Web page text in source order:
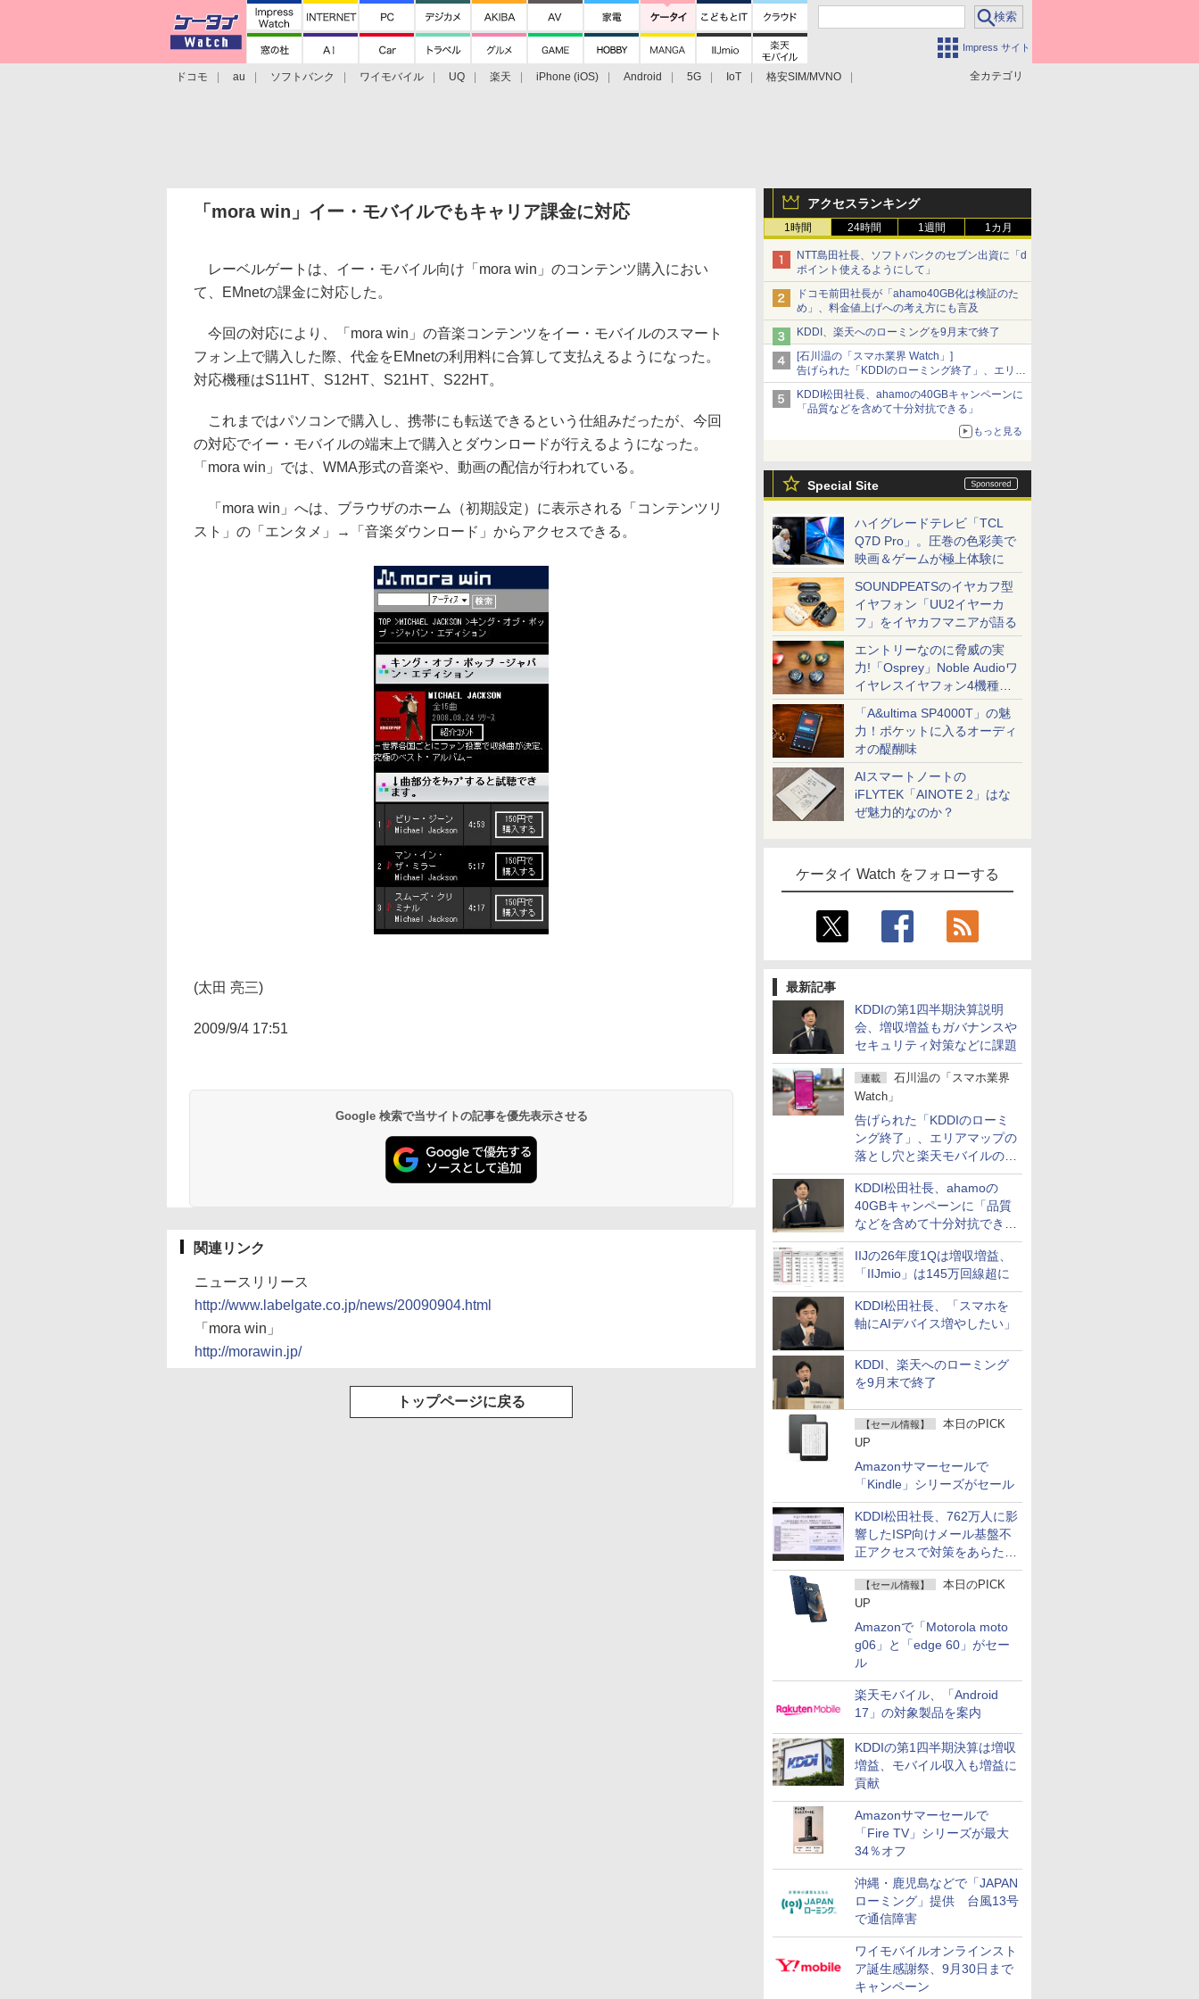
Impress サイト
全カテゴリ
ドコモ au ソフトバンク ワイモバイル UQ 楽天 iPhone (iOS) Android 5G IoT
格安SIM/MVNO
アクセスランキング
1時間 24時間 1週間 1カ月
NTT島田社長、ソフトバンクのセブン出資に「d
ポイント使えるようにして」
ドコモ前田社長が「ahamo40GB化は検証のた
め」、料金値上げへの考え方にも言及
KDDI、楽天へのローミングを9月末で終了
[石川温の「スマホ業界 Watch」]
告げられた「KDDIのローミング終了」、エリア
マップの落とし穴と楽天モバイルの課題
KDDI松田社長、ahamoの40GBキャンペーンに
「品質などを含めて十分対抗できる」
もっと見る
Special Site
ハイグレードテレビ「TCL
Q7D Pro」。圧巻の色彩美で
映画＆ゲームが極上体験に
SOUNDPEATSのイヤカフ型
イヤフォン「UU2イヤーカ
フ」をイヤカフマニアが語る
エントリーなのに脅威の実
力!「Osprey」Noble Audioワ
イヤレスイヤフォン4機種を
一気に聴く
「A&ultima SP4000T」の魅
力！ポケットに入るオーディ
オの醍醐味
AIスマートノートの
iFLYTEK「AINOTE 2」はな
ぜ魅力的なのか？
ケータイ Watch をフォローする
最新記事
KDDIの第1四半期決算説明
会、増収増益もガバナンスや
セキュリティ対策などに課題
連載
石川温の「スマホ業界
Watch」
告げられた「KDDIのローミ
ング終了」、エリアマップの
落とし穴と楽天モバイルの課
題
KDDI松田社長、ahamoの
40GBキャンペーンに「品質
などを含めて十分対抗でき
る」
IIJの26年度1Qは増収増益、
「IIJmio」は145万回線超に
KDDI松田社長、「スマホを
軸にAIデバイス増やしたい」
KDDI、楽天へのローミング
を9月末で終了
【セール情報】
本日のPICK
UP
Amazonサマーセールで
「Kindle」シリーズがセール
KDDI松田社長、762万人に影
響したISP向けメール基盤不
正アクセスで対策をあらため
て説明
【セール情報】
本日のPICK
UP
Amazonで「Motorola moto
g06」と「edge 60」がセー
ル
楽天モバイル、「Android
17」の対象製品を案内
KDDIの第1四半期決算は増収
増益、モバイル収入も増益に
貢献
Amazonサマーセールで
「Fire TV」シリーズが最大
34％オフ
沖縄・鹿児島などで「JAPAN
ローミング」提供 台風13号
で通信障害
ワイモバイルオンラインスト
ア誕生感謝祭、9月30日まで
キャンペーン
「mora win」イー・モバイルでもキャリア課金に対応
レーベルゲートは、イー・モバイル向け「mora win」のコンテンツ購入におい
て、EMnetの課金に対応した。
今回の対応により、「mora win」の音楽コンテンツをイー・モバイルのスマート
フォン上で購入した際、代金をEMnetの利用料に合算して支払えるようになった。
対応機種はS11HT、S12HT、S21HT、S22HT。
これまではパソコンで購入し、携帯にも転送できるという仕組みだったが、今回
の対応でイー・モバイルの端末上で購入とダウンロードが行えるようになった。
「mora win」では、WMA形式の音楽や、動画の配信が行われている。
「mora win」へは、ブラウザのホーム（初期設定）に表示される「コンテンツリ
スト」の「エンタメ」→「音楽ダウンロード」からアクセスできる。
(太田 亮三)
2009/9/4 17:51
Google 検索で当サイトの記事を優先表示させる
関連リンク
ニュースリリース
http://www.labelgate.co.jp/news/20090904.html
「mora win」
http://morawin.jp/
トップページに戻る